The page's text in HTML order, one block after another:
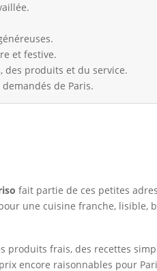
et festive.
des produits et du service.
de Paris.
fait partie de ces petites
une cuisine franche, lisible,
produits frais, des recettes
encore raisonnables pour